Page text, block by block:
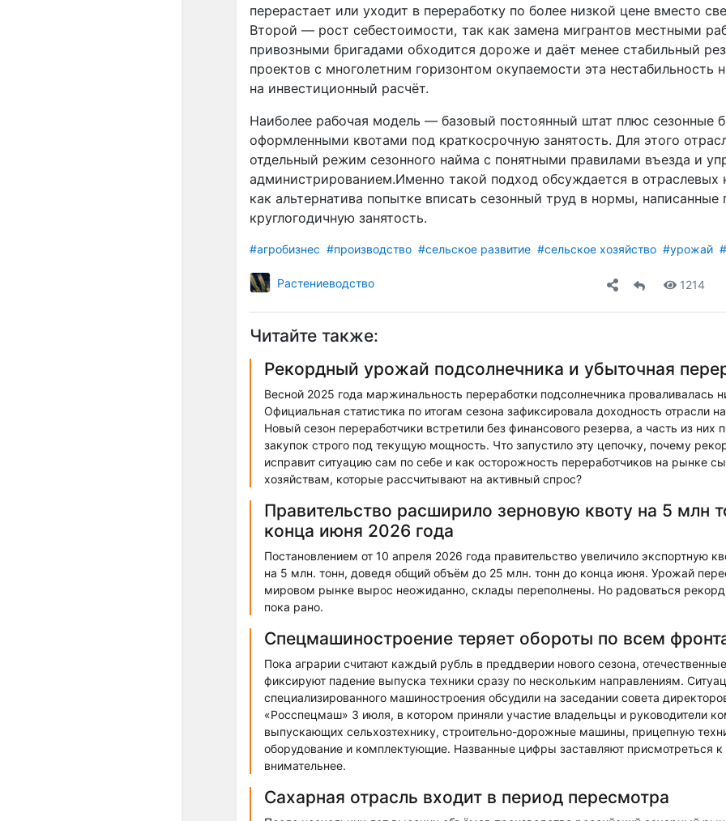
перерастает или уходит в переработку по более низкой цене вместо
Второй — рост себестоимости, так как замена мигрантов местными
привозными бригадами обходится дороже и даёт менее стабильный
проектов с многолетним горизонтом окупаемости эта нестабильность
на инвестиционный расчёт.
Наиболее рабочая модель — базовый постоянный штат плюс сезонные
оформленными квотами под краткосрочную занятость. Для этого
отдельный режим сезонного найма с понятными правилами въезда и
администрированием.Именно такой подход обсуждается в отраслевых
как альтернатива попытке вписать сезонный труд в нормы, написанные
круглогодичную занятость.
#агробизнес #производство #сельское развитие #сельское хозяйство #урожай
Растениеводство 1214
Читайте также:
Рекордный урожай подсолнечника и убыточная
Весной 2025 года маржинальность переработки подсолнечника проваливалась
Официальная статистика по итогам сезона зафиксировала доходность отрасли
Новый сезон переработчики встретили без финансового резерва, а часть из
закупок строго под текущую мощность. Что запустило эту цепочку, почему
исправит ситуацию сам по себе и как осторожность переработчиков на рынке
хозяйствам, которые рассчитывают на активный спрос?
Правительство расширило зерновую квоту на 5 млн
конца июня 2026 года
Постановлением от 10 апреля 2026 года правительство увеличило экспортную
на 5 млн. тонн, доведя общий объём до 25 млн. тонн до конца июня. Урожай
мировом рынке вырос неожиданно, склады переполнены. Но радоваться
пока рано.
Спецмашиностроение теряет обороты по всем
Пока аграрии считают каждый рубль в преддверии нового сезона,
фиксируют падение выпуска техники сразу по нескольким направлениям.
специализированного машиностроения обсудили на заседании совета
«Росспецмаш» 3 июля, в котором приняли участие владельцы и руководители
выпускающих сельхозтехнику, строительно-дорожные машины, прицепную
оборудование и комплектующие. Названные цифры заставляют присмотреться
внимательнее.
Сахарная отрасль входит в период пересмотра